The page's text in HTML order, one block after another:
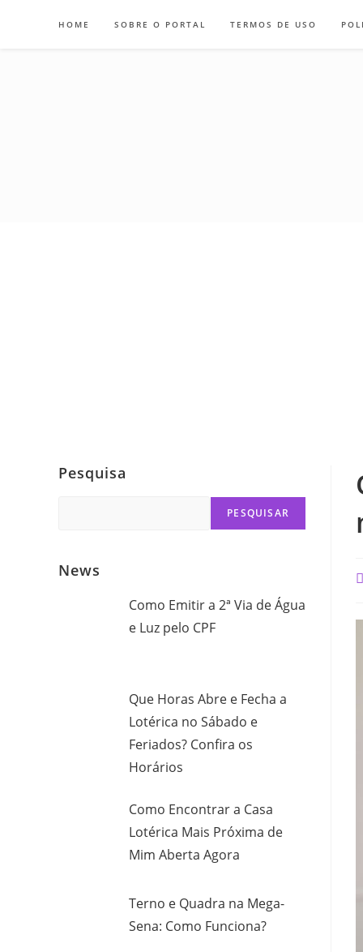
HOME SOBRE O PORTAL TERMOS DE USO
Pesquisa
PESQUISAR
News
Como Emitir a 2ª Via de Água
e Luz pelo CPF
Que Horas Abre e Fecha a
Lotérica no Sábado e
Feriados? Confira os
Horários
Como Encontrar a Casa
Lotérica Mais Próxima de
Mim Aberta Agora
Terno e Quadra na Mega-
Sena: Como Funciona?